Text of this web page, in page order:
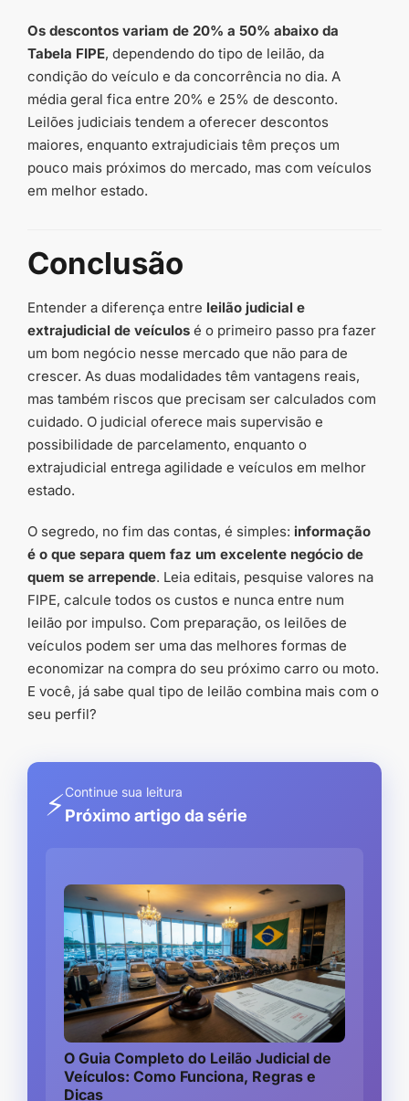
Os descontos variam de 20% a 50% abaixo da
Tabela FIPE, dependendo do tipo de leilão, da
condição do veículo e da concorrência no dia. A
média geral fica entre 20% e 25% de desconto.
Leilões judiciais tendem a oferecer descontos
maiores, enquanto extrajudiciais têm preços um
pouco mais próximos do mercado, mas com veículos
em melhor estado.
Conclusão
Entender a diferença entre leilão judicial e
extrajudicial de veículos é o primeiro passo pra fazer
um bom negócio nesse mercado que não para de
crescer. As duas modalidades têm vantagens reais,
mas também riscos que precisam ser calculados com
cuidado. O judicial oferece mais supervisão e
possibilidade de parcelamento, enquanto o
extrajudicial entrega agilidade e veículos em melhor
estado.
O segredo, no fim das contas, é simples: informação
é o que separa quem faz um excelente negócio de
quem se arrepende. Leia editais, pesquise valores na
FIPE, calcule todos os custos e nunca entre num
leilão por impulso. Com preparação, os leilões de
veículos podem ser uma das melhores formas de
economizar na compra do seu próximo carro ou moto.
E você, já sabe qual tipo de leilão combina mais com o
seu perfil?
⚡Continue sua leitura
Próximo artigo da série
O Guia Completo do Leilão Judicial de
Veículos: Como Funciona, Regras e
Dicas